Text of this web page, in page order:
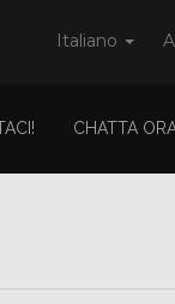
Italiano
CHATTA